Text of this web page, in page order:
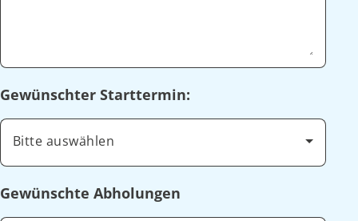
Gewünschter Starttermin:
Bitte auswählen
Gewünschte Abholungen